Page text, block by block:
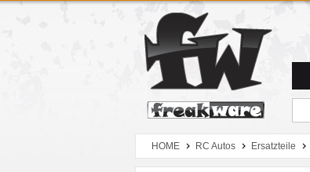
Zum Hauptmenue
Zum Seiteninhalt
Zum Warenkob
HOME RC Autos Ersatzteile